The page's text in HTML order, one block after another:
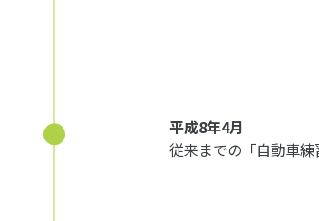
平成8年4月
従来までの「自動車